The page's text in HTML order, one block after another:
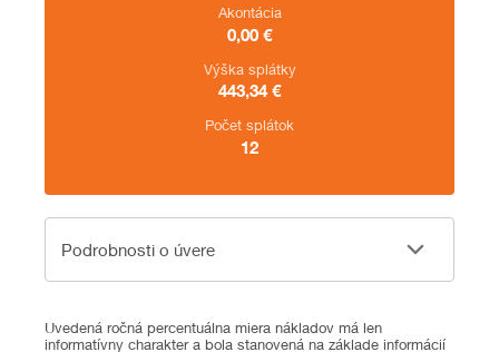
Akontácia
0,00 €
Výška splátky
443,34 €
Počet splátok
12
Podrobnosti o úvere
Podrobnosti o úvere
Uvedená ročná percentuálna miera nákladov má len
informatívny charakter a bola stanovená na základe informácií